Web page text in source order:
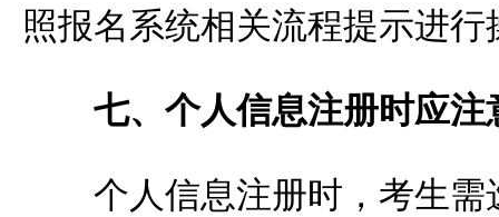
照报名系统相关流程提示进行
七、个人信息注册时应注
个人信息注册时，考生